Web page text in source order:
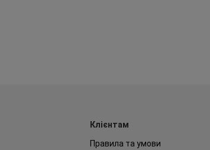
Клієнтам
Правила та умови